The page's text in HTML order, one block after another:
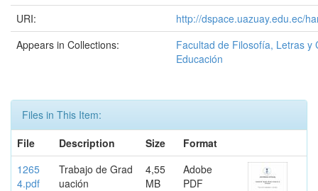
URI:
http://dspace.uazuay.edu.ec/
Appears in Collections:
Facultad de Filosofía, Letras y
Educación
Files in This Item:
File
Description Size
Format
1265
4.pdf
Trabajo de Grad
uación
4,55
MB
Adobe
PDF